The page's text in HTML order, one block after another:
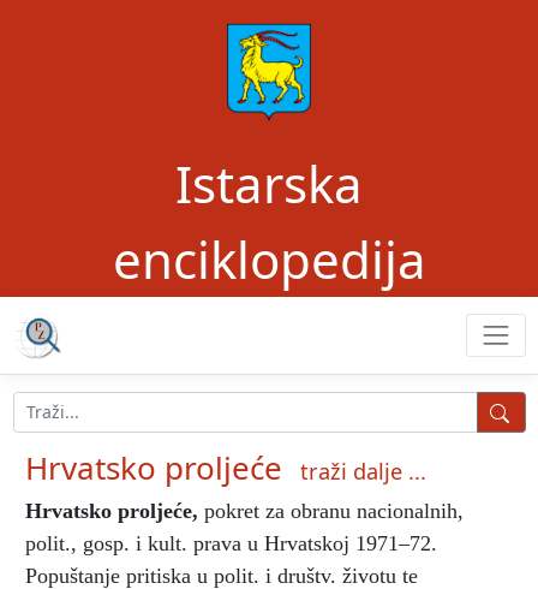
Istarska
enciklopedija
Hrvatsko proljeće traži dalje ...
Hrvatsko proljeće, pokret za obranu nacionalnih,
polit., gosp. i kult. prava u Hrvatskoj 1971–72.
Popuštanje pritiska u polit. i društv. životu te